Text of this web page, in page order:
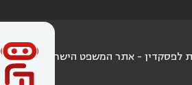
לפסקדין - אתר המשפט הישראלי